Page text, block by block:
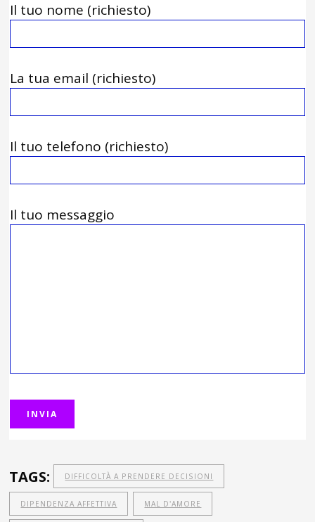
Il tuo nome (richiesto)
La tua email (richiesto)
Il tuo telefono (richiesto)
Il tuo messaggio
TAGS: DIFFICOLTÀ A PRENDERE DECISIONI
DIPENDENZA AFFETTIVA MAL D'AMORE